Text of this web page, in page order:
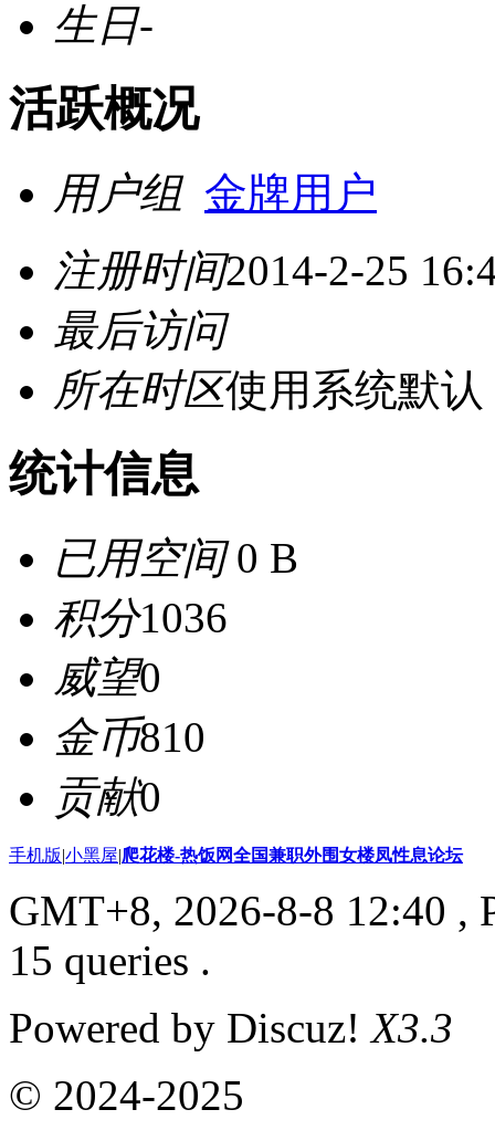
生日-
活跃概况
用户组 金牌用户
注册时间2014-2-25
最后访问
所在时区使用系统默认
统计信息
已用空间0 B
积分1036
威望0
金币810
贡献0
手机版|小黑屋|爬花楼-热饭网全国兼职外围女楼凤性息论坛
GMT+8, 2026-8-8 12:40 ,
15 queries .
Powered by Discuz!X3.3
© 2024-2025